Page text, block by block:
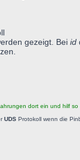
gezeigt. Bei id
dort ein und hilf so
UDS Protokoll wenn die